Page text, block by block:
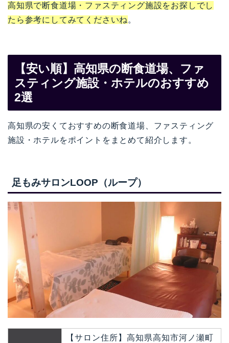
高知県で断食道場・ファスティング施設をお探しでし
たら参考にしてみてくださいね 。
【安い順】高知県の断食道場、ファ
スティング施設・ホテルのおすすめ
2選
高知県の安くておすすめの断食道場、ファスティング
施設・ホテルをポイントをまとめて紹介します。
足もみサロンLOOP（ループ）
【サロン住所】高知県高知市河ノ瀬町